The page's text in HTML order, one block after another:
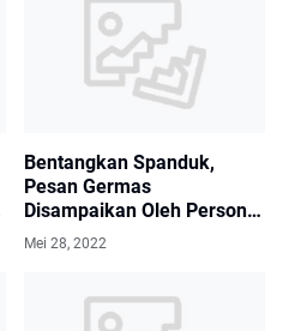
Bentangkan Spanduk,
Pesan Germas
Disampaikan Oleh Personil
Polsek Lahei
Mei 28, 2022